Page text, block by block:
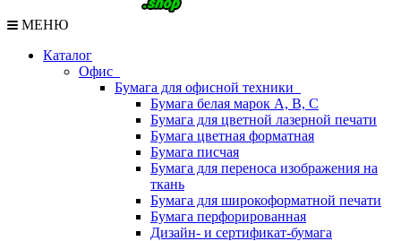
МЕНЮ
Каталог
Офис
Бумага для офисной техники
Бумага белая марок А, В, С
Бумага для цветной лазерной печати
Бумага цветная форматная
Бумага писчая
Бумага для переноса изображения на
ткань
Бумага для широкоформатной печати
Бумага перфорированная
Дизайн- и сертификат-бумага